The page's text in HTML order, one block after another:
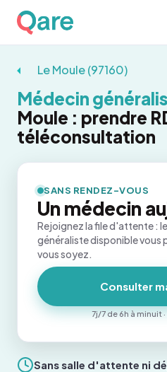
Le Moule (97160)
Médecin
Moule : prendre
téléconsultation
Sans salle d'attente ni
SANS RENDEZ-VOUS
Un médecin
Rejoignez la file d'attente :
généraliste disponible vous
vous soyez.
Consulter
7j/7 de 6h à minuit